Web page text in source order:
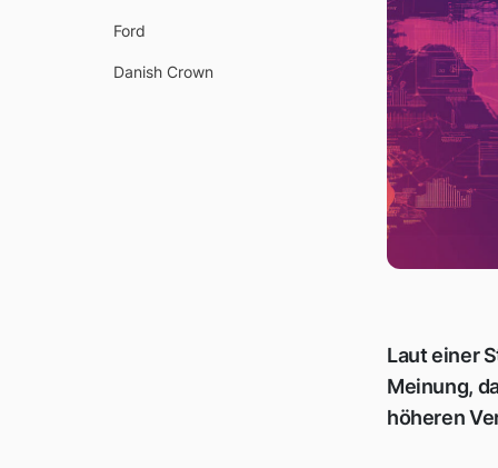
Ford
Danish Crown
Laut einer
Meinung,
höheren